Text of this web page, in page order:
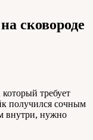
сковороде
требует
получился сочным
внутри, нужно